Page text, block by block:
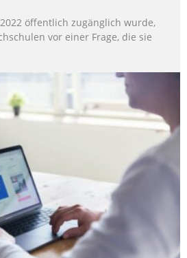
öffentlich zugänglich wurde,
vor einer Frage, die sie